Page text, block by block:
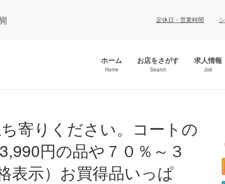
定休日・営業時間
ホーム
Home
お店をさがす
Search
求人情報
Job
円の品や７０％～３
表示）お買得品いっぱ